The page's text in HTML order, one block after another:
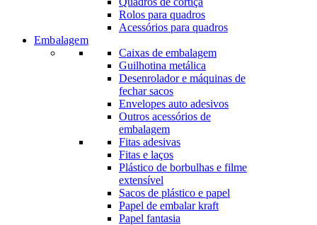
Rolos para quadros
Acessórios para quadros
Embalagem
Caixas de embalagem
Guilhotina metálica
Desenrolador e máquinas de
fechar sacos
Envelopes auto adesivos
Outros acessórios de
embalagem
Fitas adesivas
Fitas e laços
Plástico de borbulhas e filme
extensível
Sacos de plástico e papel
Papel de embalar kraft
Papel fantasia